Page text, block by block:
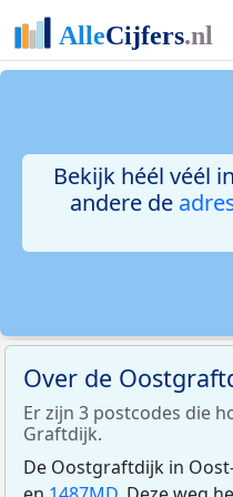
Bekijk héél véél
andere de
Over de
Er zijn 3 postcodes die
Graftdijk.
De Oostgraftdijk in